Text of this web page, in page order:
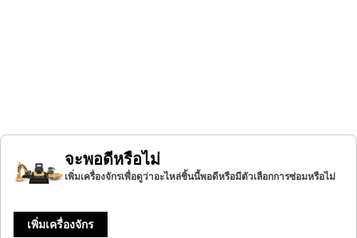
จะพอดีหรือไม่
เพิ่มเครื่องจักรเพื่อดูว่าอะไหล่ชิ้นนี้พอดีหรือมีตัวเลือกการซ่อมหรือไม่
เพิ่มเครื่องจักร